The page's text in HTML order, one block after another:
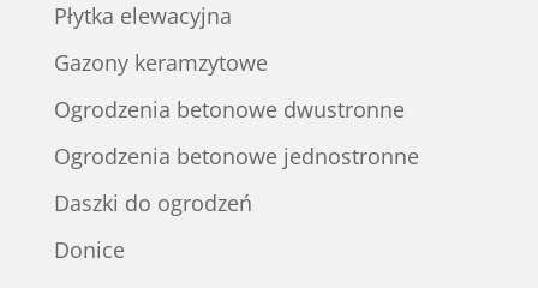
Płytka elewacyjna
Gazony keramzytowe
Ogrodzenia betonowe dwustronne
Ogrodzenia betonowe jednostronne
Daszki do ogrodzeń
Donice